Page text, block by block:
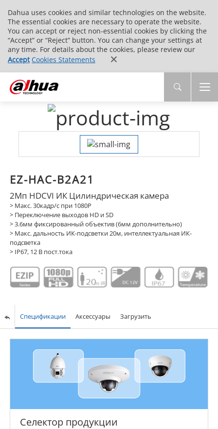
Dahua uses cookies and similar technologies on the website.
The essential cookies are necessary to operate the website.
You can accept or reject non-essential cookies by clicking the
“Accept” or “Reject” button. You can change your settings at
any time. For details about the cookies, please review our
Accept Cookies Statements
EZ-HAC-B2A21
2Мп HDCVI ИК Цилиндрическая камера
> Макс. 30кадр/с при 1080P
> Переключение выходов HD и SD
> 3.6мм фиксированный объектив (6мм дополнительно)
> Макс. дальность ИК-подсветки 20м, интеллектуальная ИК-
подсветка
> IP67, 12 В пост.тока
Спецификации Аксессуары Загрузить
Селектор продукции